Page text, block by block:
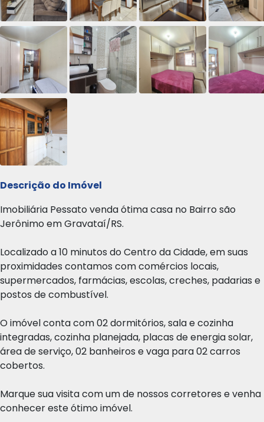
Descrição do Imóvel
Imobiliária Pessato venda ótima casa no Bairro são
Jerônimo em Gravataí/RS.
Localizado a 10 minutos do Centro da Cidade, em suas
proximidades contamos com comércios locais,
supermercados, farmácias, escolas, creches, padarias e
postos de combustível.
O imóvel conta com 02 dormitórios, sala e cozinha
integradas, cozinha planejada, placas de energia solar,
área de serviço, 02 banheiros e vaga para 02 carros
cobertos.
Marque sua visita com um de nossos corretores e venha
conhecer este ótimo imóvel.